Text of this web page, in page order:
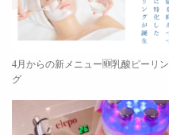
4月からの新メニュー🆕乳酸ピーリン
グ